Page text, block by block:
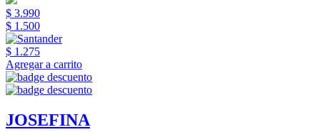
$ 3.990
$ 1.500
$ 1.275
Agregar a carrito
JOSEFINA